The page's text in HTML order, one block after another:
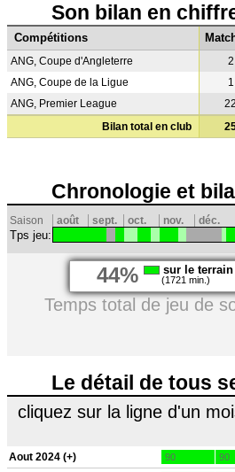
Son bilan en
Compétitions
ANG, Coupe d'Angleterre 2
ANG, Coupe de la Ligue
1
ANG, Premier League
22
Bilan total en club
Chronologie et
Saison août sept. oct. nov. déc.
Tps jeu:
44% sur le terrain
(1721 min.)
Temps total de jeu de
Le détail de tous
cliquez sur la ligne d'un
Aout 2024 (+) 90 90